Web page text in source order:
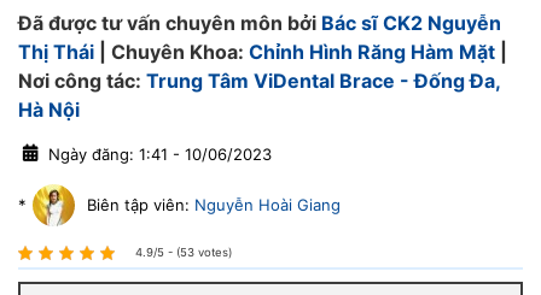
Đã được tư vấn chuyên môn bởi Bác sĩ CK2 Nguyễn
Thị Thái | Chuyên Khoa: Chỉnh Hình Răng Hàm Mặt
Nơi công tác: Trung Tâm ViDental Brace - Đống Đa,
Hà Nội
Ngày đăng: 1:41 - 10/06/2023
* Biên tập viên: Nguyễn Hoài Giang
4.9/5 - (53 votes)